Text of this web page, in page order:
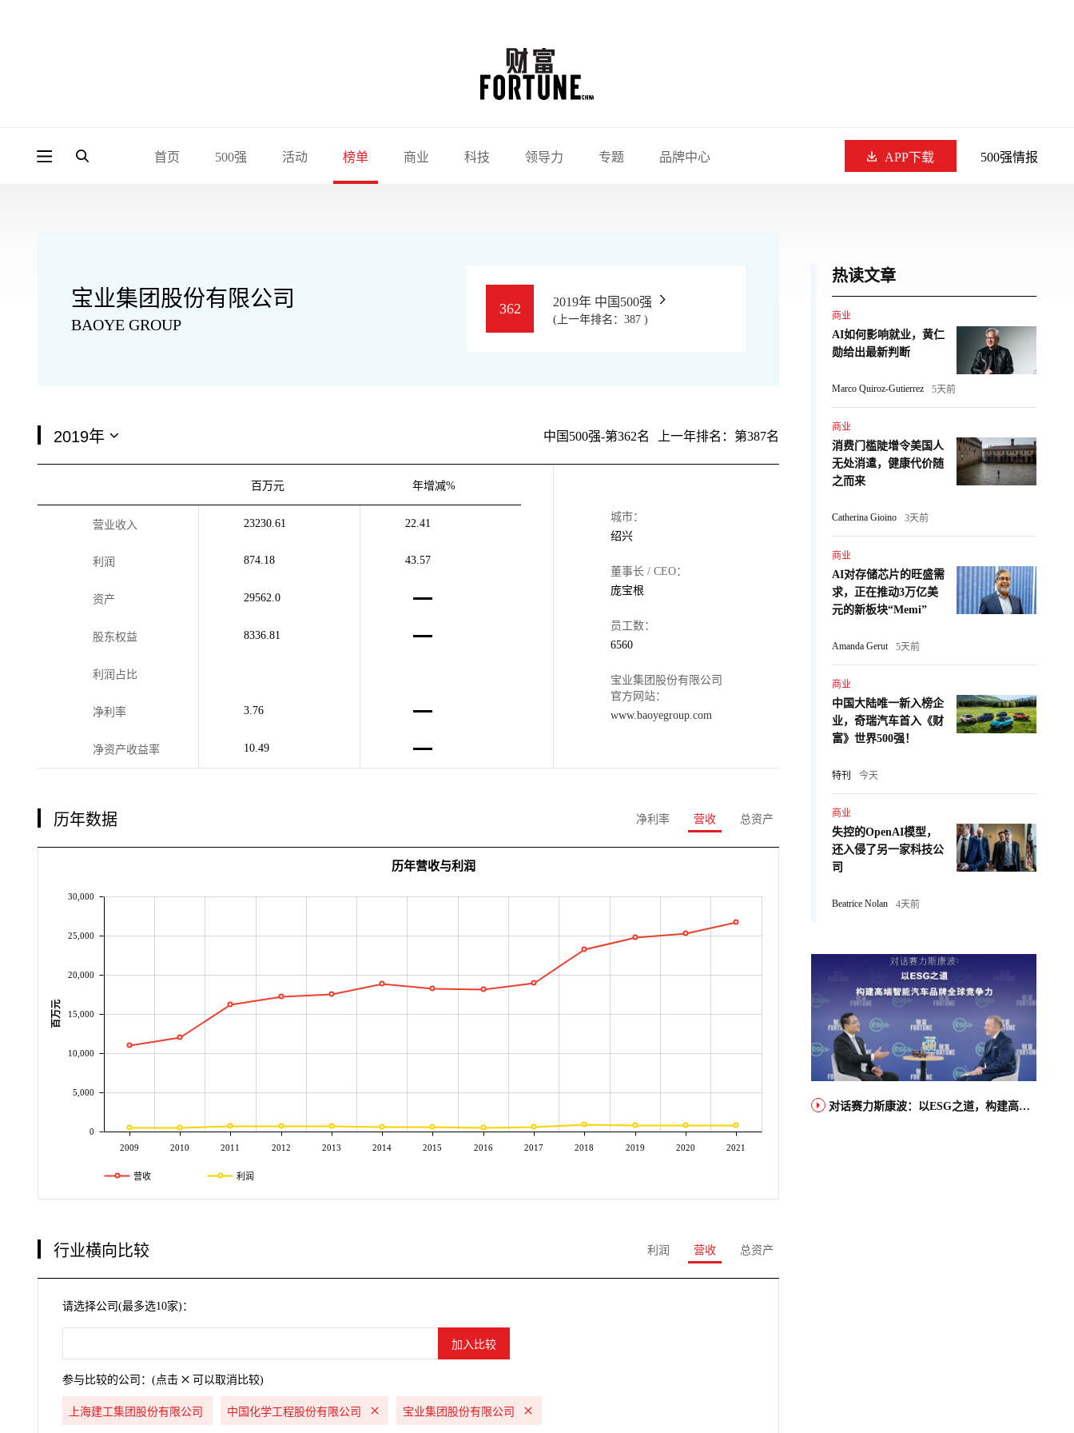
首页 500强 活动 榜单 商业 科技 领导力 专题 品牌中心 APP下载 500强情报
宝业集团股份有限公司
BAOYE GROUP
362 2019年 中国500强
(上一年排名：387 )
中国500强-第362名 上一年排名：第387名
百万元 年增减%
营业收入 23230.61 22.41
利润 874.18 43.57
资产 29562.0
股东权益 8336.81
利润占比
净利率 3.76
净资产收益率 10.49
城市：
绍兴
董事长 / CEO：
庞宝根
员工数：
6560
宝业集团股份有限公司
官方网站：
www.baoyegroup.com
历年数据 净利率 营收 总资产
2009 2010 2011 2012 2013 2014 2015 2016 2017 2018 2019 2020 2021
0
5,000
10,000
15,000
20,000
25,000
30,000
百万元
历年营收与利润
营收 利润
行业横向比较 利润 营收 总资产
请选择公司(最多选10家)：
参与比较的公司：(点击 可以取消比较)
上海建工集团股份有限公司 中国化学工程股份有限公司 宝业集团股份有限公司
热读文章
商业
AI如何影响就业，黄仁
勋给出最新判断
Marco Quiroz-Gutierrez 5天前
商业
消费门槛陡增令美国人
无处消遣，健康代价随
之而来
Catherina Gioino 3天前
商业
AI对存储芯片的旺盛需
求，正在推动3万亿美
元的新板块“Memi”
Amanda Gerut 5天前
商业
中国大陆唯一新入榜企
业，奇瑞汽车首入《财
富》世界500强！
特刊 今天
商业
失控的OpenAI模型，
还入侵了另一家科技公
司
Beatrice Nolan 4天前
对话赛力斯康波：以ESG之道，构建高端智能汽车品牌全球竞争力